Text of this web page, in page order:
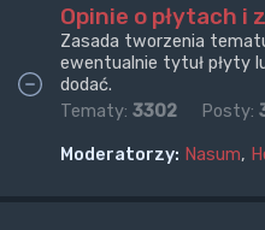
Opinie o płytach i
Zasada tworzenia
ewentualnie tytuł płyty
dodać.
Tematy: 3302 Posty:
Moderatorzy: Nasum,